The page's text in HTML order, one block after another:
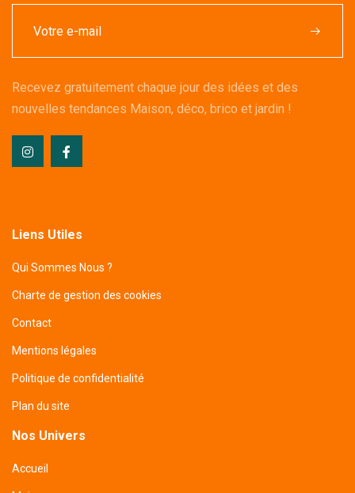
Recevez gratuitement chaque jour des idées et des
nouvelles tendances Maison, déco, brico et jardin !
Liens Utiles
Qui Sommes Nous ?
Charte de gestion des cookies
Contact
Mentions légales
Politique de confidentialité
Plan du site
Nos Univers
Accueil